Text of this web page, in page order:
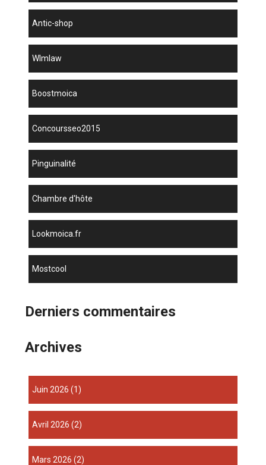
antic-shop
wlmlaw
boostmoica
concoursseo2015
Pinguinalité
chambre d'hôte
lookmoica.fr
mostcool
Derniers commentaires
Archives
juin 2026 (1)
avril 2026 (2)
mars 2026 (2)